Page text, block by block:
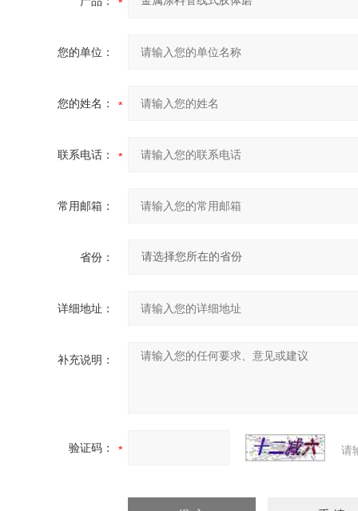
您的单位：
您的姓名：
联系电话：
常用邮箱：
省份：
详细地址：
补充说明：
验证码： 请